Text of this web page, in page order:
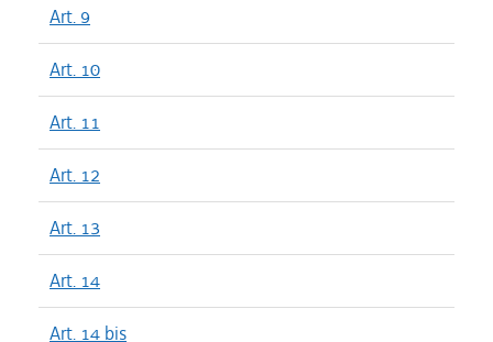
Art. 9
Art. 10
Art. 11
Art. 12
Art. 13
Art. 14
Art. 14 bis